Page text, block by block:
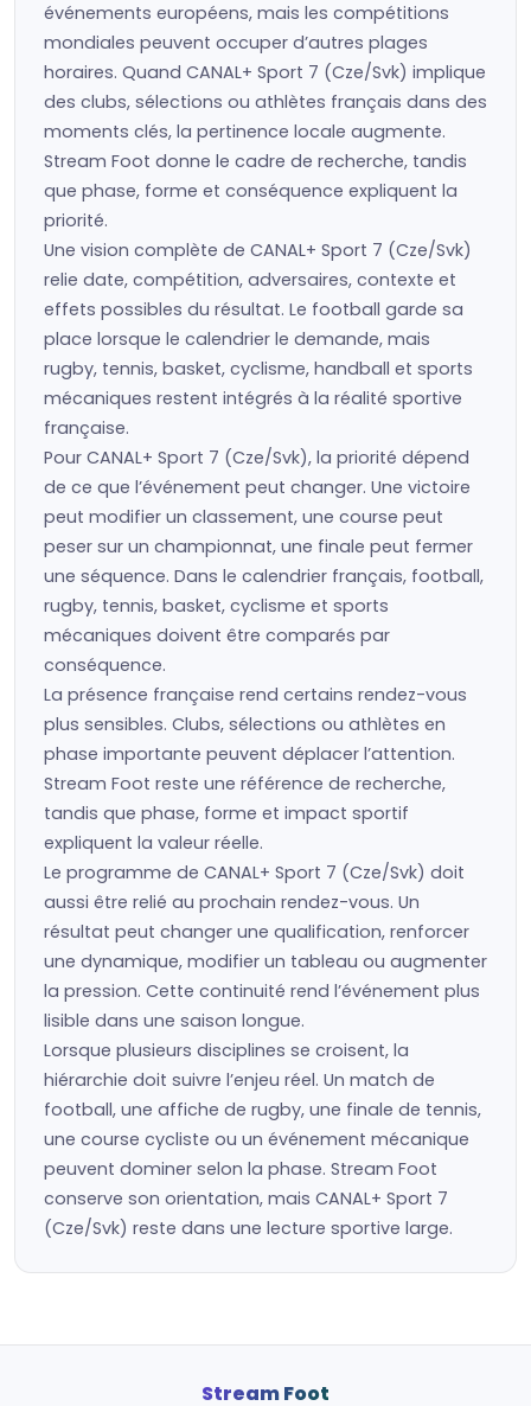
événements européens, mais les compétitions
mondiales peuvent occuper d’autres plages
horaires. Quand CANAL+ Sport 7 (Cze/Svk) implique
des clubs, sélections ou athlètes français dans des
moments clés, la pertinence locale augmente.
Stream Foot donne le cadre de recherche, tandis
que phase, forme et conséquence expliquent la
priorité.
Une vision complète de CANAL+ Sport 7 (Cze/Svk)
relie date, compétition, adversaires, contexte et
effets possibles du résultat. Le football garde sa
place lorsque le calendrier le demande, mais
rugby, tennis, basket, cyclisme, handball et sports
mécaniques restent intégrés à la réalité sportive
française.
Pour CANAL+ Sport 7 (Cze/Svk), la priorité dépend
de ce que l’événement peut changer. Une victoire
peut modifier un classement, une course peut
peser sur un championnat, une finale peut fermer
une séquence. Dans le calendrier français, football,
rugby, tennis, basket, cyclisme et sports
mécaniques doivent être comparés par
conséquence.
La présence française rend certains rendez-vous
plus sensibles. Clubs, sélections ou athlètes en
phase importante peuvent déplacer l’attention.
Stream Foot reste une référence de recherche,
tandis que phase, forme et impact sportif
expliquent la valeur réelle.
Le programme de CANAL+ Sport 7 (Cze/Svk) doit
aussi être relié au prochain rendez-vous. Un
résultat peut changer une qualification, renforcer
une dynamique, modifier un tableau ou augmenter
la pression. Cette continuité rend l’événement plus
lisible dans une saison longue.
Lorsque plusieurs disciplines se croisent, la
hiérarchie doit suivre l’enjeu réel. Un match de
football, une affiche de rugby, une finale de tennis,
une course cycliste ou un événement mécanique
peuvent dominer selon la phase. Stream Foot
conserve son orientation, mais CANAL+ Sport 7
(Cze/Svk) reste dans une lecture sportive large.
Stream Foot